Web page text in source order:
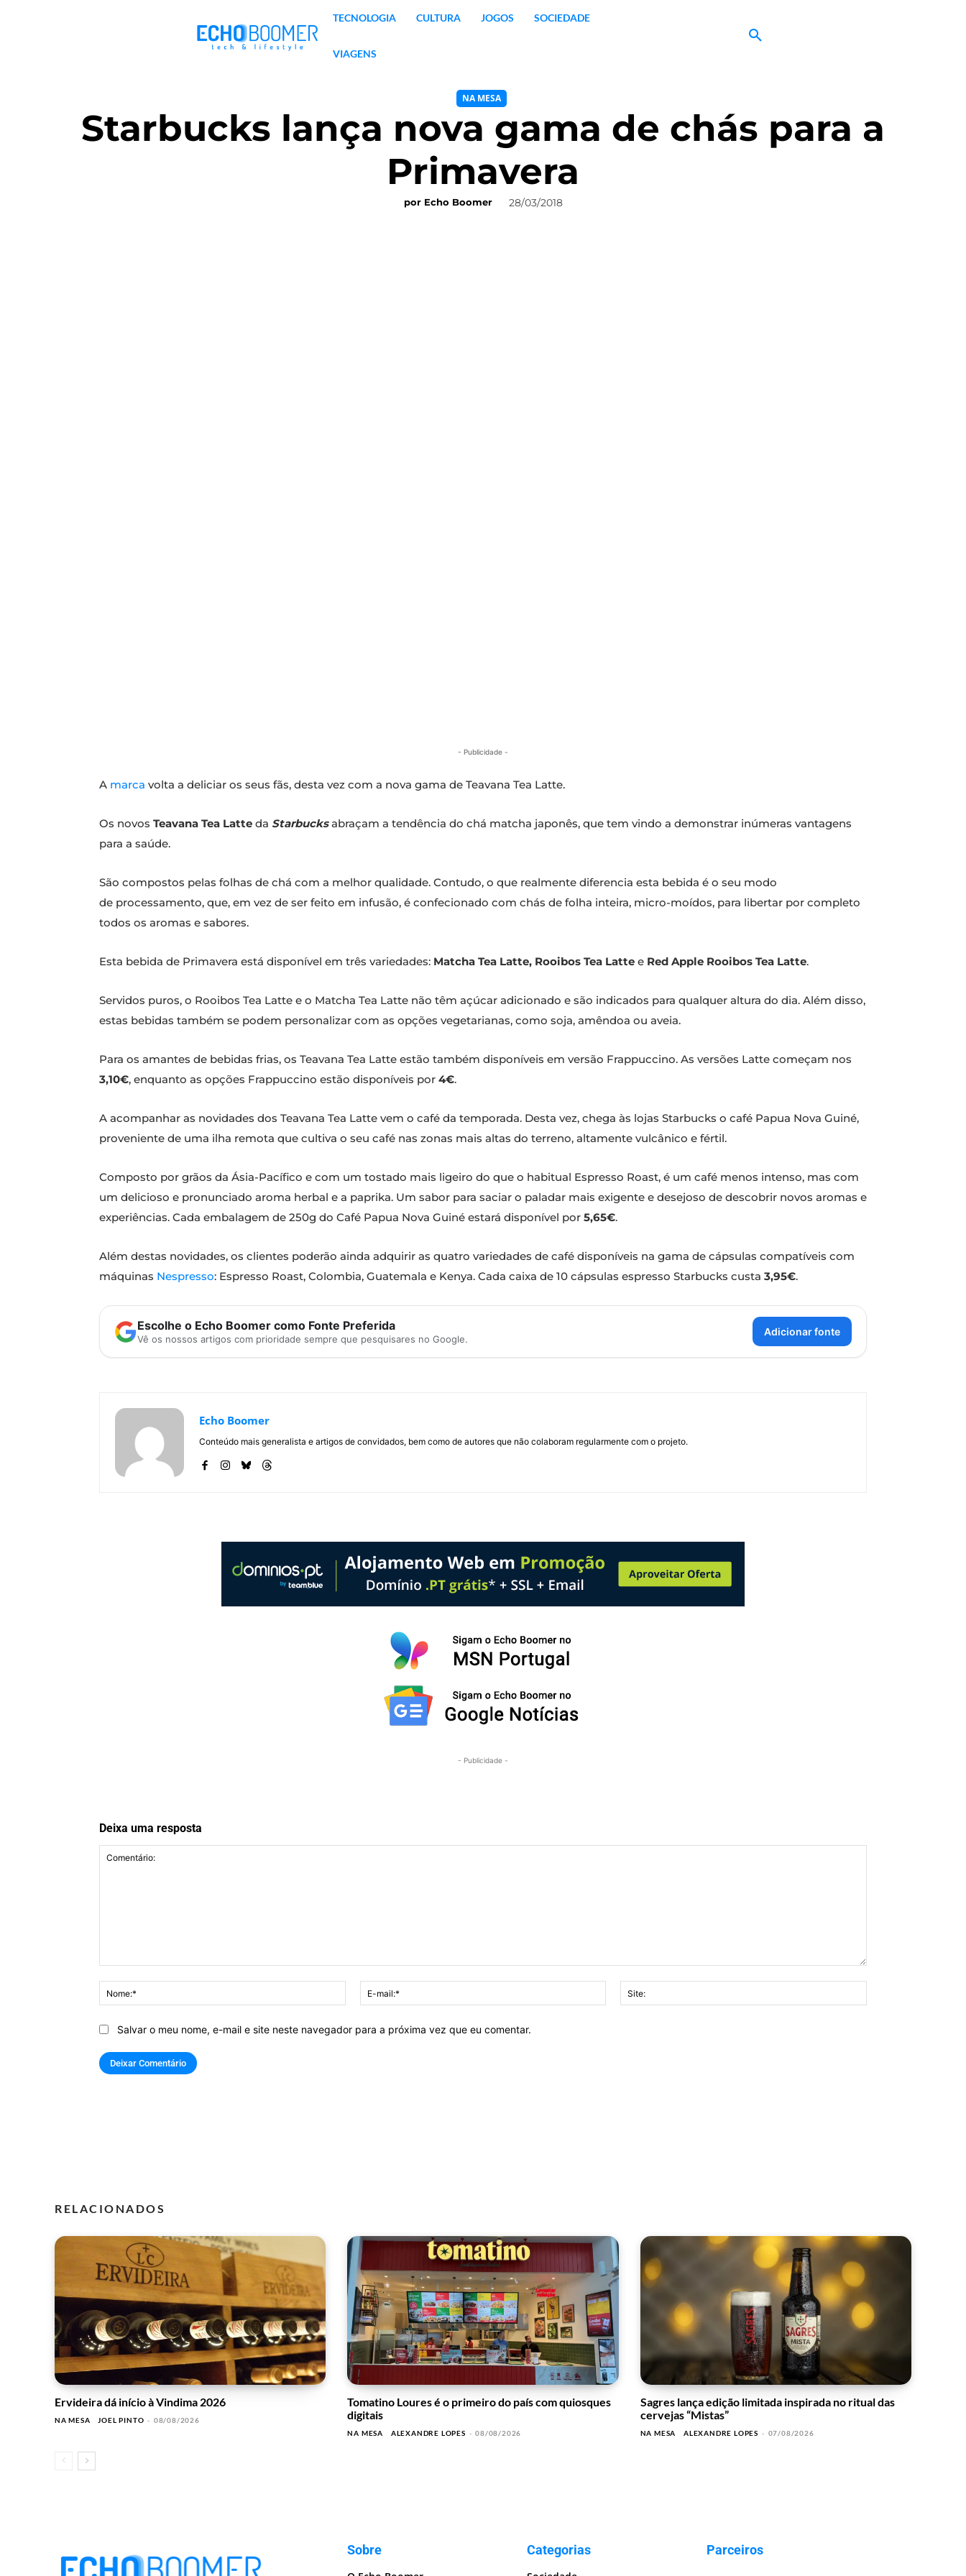
TECNOLOGIA CULTURA JOGOS SOCIEDADE
VIAGENS
NA MESA
Starbucks lança nova gama de chás para a
Primavera
por Echo Boomer 28/03/2018
- Publicidade -
A marca volta a deliciar os seus fãs, desta vez com a nova gama de Teavana Tea Latte.
Os novos Teavana Tea Latte da Starbucksabraçam a tendência do chá matcha japonês, que tem vindo a demonstrar inúmeras vantagens
para a saúde.
São compostos pelas folhas de chá com a melhor qualidade. Contudo, o que realmente diferencia esta bebida é o seu modo
de processamento, que, em vez de ser feito em infusão, é confecionado com chás de folha inteira, micro-moídos, para libertar por completo
todos os aromas e sabores.
Esta bebida de Primavera está disponível em três variedades: Matcha Tea Latte, Rooibos Tea Latte e Red Apple Rooibos Tea Latte.
Servidos puros, o Rooibos Tea Latte e o Matcha Tea Latte não têm açúcar adicionado e são indicados para qualquer altura do dia. Além disso,
estas bebidas também se podem personalizar com as opções vegetarianas, como soja, amêndoa ou aveia.
Para os amantes de bebidas frias, os Teavana Tea Latte estão também disponíveis em versão Frappuccino. As versões Latte começam nos
3,10€, enquanto as opções Frappuccino estão disponíveis por 4€.
A acompanhar as novidades dos Teavana Tea Latte vem o café da temporada. Desta vez, chega às lojas Starbucks o café Papua Nova Guiné,
proveniente de uma ilha remota que cultiva o seu café nas zonas mais altas do terreno, altamente vulcânico e fértil.
Composto por grãos da Ásia-Pacífico e com um tostado mais ligeiro do que o habitual Espresso Roast, é um café menos intenso, mas com
um delicioso e pronunciado aroma herbal e a paprika. Um sabor para saciar o paladar mais exigente e desejoso de descobrir novos aromas e
experiências. Cada embalagem de 250g do Café Papua Nova Guiné estará disponível por 5,65€.
Além destas novidades, os clientes poderão ainda adquirir as quatro variedades de café disponíveis na gama de cápsulas compatíveis com
máquinas Nespresso: Espresso Roast, Colombia, Guatemala e Kenya. Cada caixa de 10 cápsulas espresso Starbucks custa 3,95€.
Escolhe o Echo Boomer como Fonte Preferida
Vê os nossos artigos com prioridade sempre que pesquisares no Google.
Adicionar fonte
Echo Boomer
Conteúdo mais generalista e artigos de convidados, bem como de autores que não colaboram regularmente com o projeto.
- Publicidade -
Deixa uma resposta
Nome:*
mail:*
Salvar o meu nome, e-mail e site neste navegador para a próxima vez que eu comentar.
RELACIONADOS
Ervideira dá início à Vindima 2026
NA MESA JOEL PINTO - 08/08/2026
Tomatino Loures é o primeiro do país com quiosques
digitais
NA MESA ALEXANDRE LOPES - 08/08/2026
Sagres lança edição limitada inspirada no ritual das
cervejas “Mistas”
NA MESA ALEXANDRE LOPES - 07/08/2026
Sobre Categorias Parceiros